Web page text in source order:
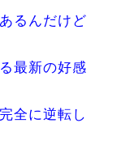
るんだけど
最新の好感
全に逆転し